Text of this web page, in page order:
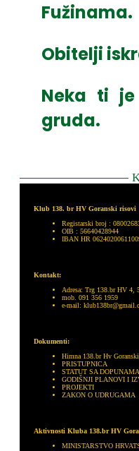
Fužinama.
Obitelji
Neka ti
gruda.
Klub 138. br HV Goranski risovi
Registarski broj :
OIB : 56640428944
IBAN HR
Kontakt:
Adresa: Trg 138.br HV 4,
mob. 091 356 1959
e-mail:
Dokumenti:
Himna 138.br Hv
PRISTUPNICA
STATUT SA DOPUNAMA
GODIŠNJI PLANOVI I
PROJEKTI
ZAKON O UDRUGAMA
Aktivnosti Kluba 138.br HV
MINISTARSTVO